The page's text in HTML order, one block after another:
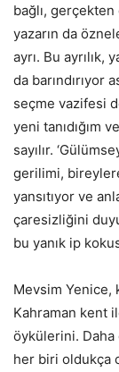
bağlı,
yazarın da
ayrı. Bu ayrılık,
da barındırıyor
seçme vazifesi
yeni tanıdığım
sayılır.
gerilimi,
yansıtıyor ve
çaresizliğini
bu yanık ip
Mevsim Yenice,
Kahraman kent
öykülerini.
her biri oldukça